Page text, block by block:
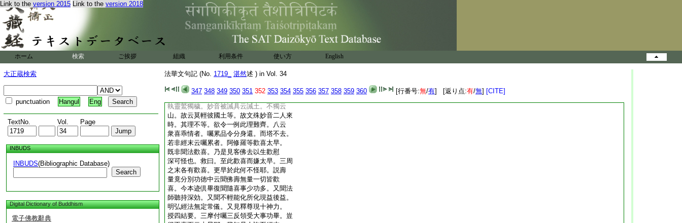
Link to the version 2015 Link to the version 2018
ホーム 検索 ご挨拶 組織 利用条件 使い方 English
大正蔵検索
punctuation Hangul Eng
TextNo. Vol. Page
INBUDS
INBUDS(Bibliographic Database)
Search
Digital Dictionary of Buddhism
電子佛教辭典
法華文句記 (No. 1719_ 湛然述 ) in Vol. 34
347 348 349 350 351 352 353 354 355 356 357 358 359 360 [行番号:無/有] [返り点:有/無] [CITE]
無復穢之語。若土後復穢。何得亦無人天
來時。七云淨穢不同者。妙音被誡復非淨
土。故知分身久已還國者。分身集日。那令
侍者皆諸靈山。信諸山並無而猶有靈鷲。文
殊海出亦云靈山忽有華現。故妙音來還依
舊誡。救曰。經文炳然而讀者不見。經云。移
諸天人置於他土。唯留此會衆。故知土淨
爲安諸佛。靈山舊衆不移可然。準文殊來
時。即云指靈鷲山住虚空中。妙音至時不
云住虚空中。故知淨時處空復穢在地。今
執靈鷲獨穢。妙音被誡具云誡土。不獨云
山。故云莫輕彼國土等。故文殊妙音二人來
時。其理不等。欲令一例此理難齊。八云
衆喜乖情者。囑累品令分身還。而塔不去。
若非經末云囑累者。阿修羅等歡喜太早。
既非聞法歡喜。乃是見客佛去以生歡慰
深可怪也。救曰。至此歡喜而嫌太早。三周
之末各有歡喜。更早於此何不怪耶。説壽
量竟分別功徳中云聞佛壽無量一切皆歡
喜。今本迹倶畢復聞隨喜事少功多。又聞法
師聽持深効。又聞不輕能化所化現益後益。
明弘經法無定常儀。又見釋尊現十神力。
授四結要。三摩付囑三反領受大事功畢。豈